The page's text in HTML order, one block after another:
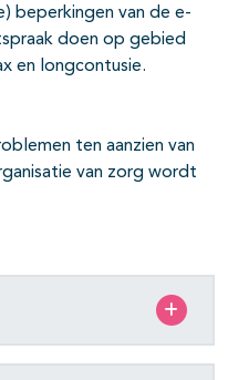
beperkingen van de e-
doen op gebied
en longcontusie.
ten aanzien van
van zorg wordt